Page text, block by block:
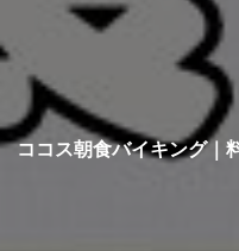
ココス朝食バイキング｜